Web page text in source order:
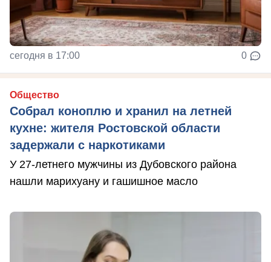
сегодня в 17:00 0
Общество
Собрал коноплю и хранил на летней
кухне: жителя Ростовской области
задержали с наркотиками
У 27-летнего мужчины из Дубовского района
нашли марихуану и гашишное масло